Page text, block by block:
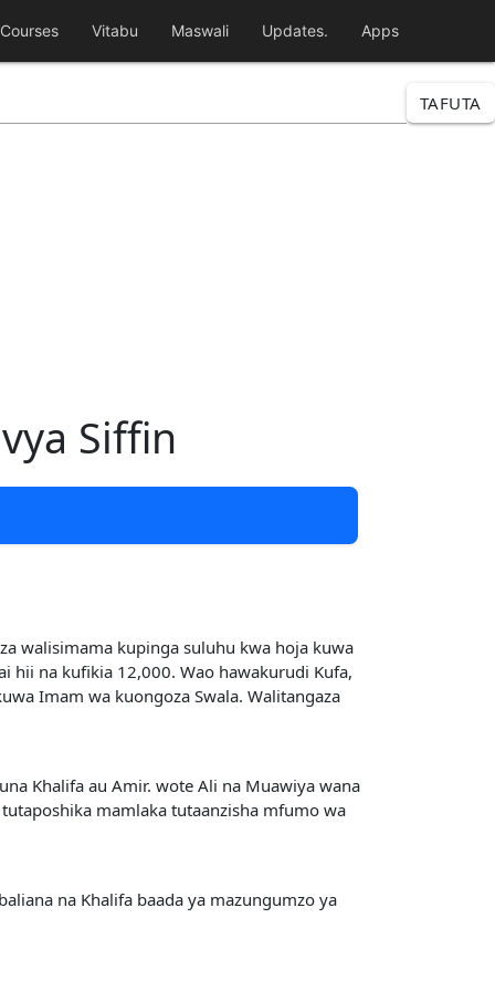
Courses Vitabu Maswali Updates. Apps
TAFUTA
Siffin
walisimama kupinga suluhu kwa hoja kuwa
hii na kufikia 12,000. Wao hawakurudi Kufa,
Imam wa kuongoza Swala. Walitangaza
Khalifa au Amir. wote Ali na Muawiya wana
mamlaka tutaanzisha mfumo wa
na Khalifa baada ya mazungumzo ya